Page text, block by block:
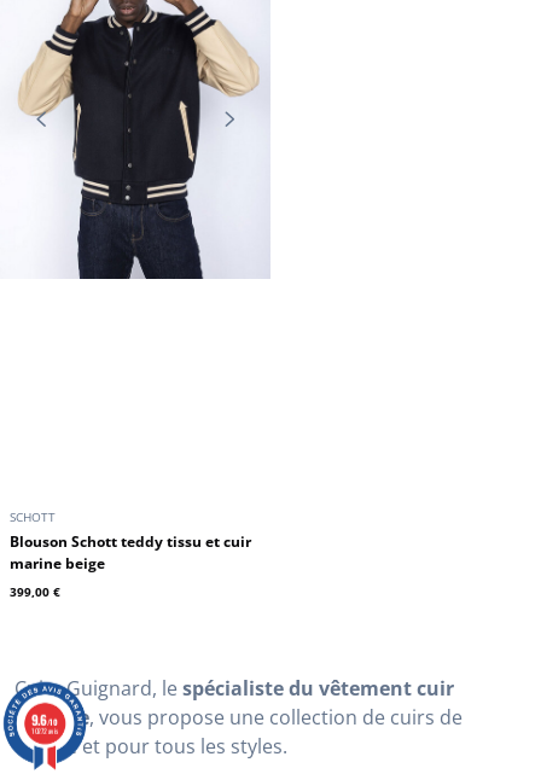
SCHOTT
Blouson Schott teddy tissu et cuir
marine beige
399,00 €
Cuirs Guignard, lespécialiste du vêtement cuir
homme, vous propose une collection de cuirs de
qualité et pour tous les styles.
9.6/10
10272 avis